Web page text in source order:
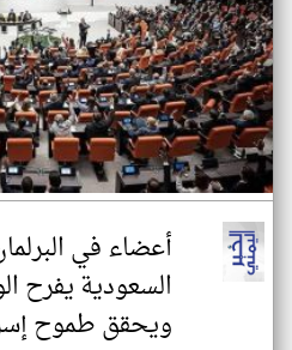
أعضاء في
السعودية يفرح
ويحقق طموح